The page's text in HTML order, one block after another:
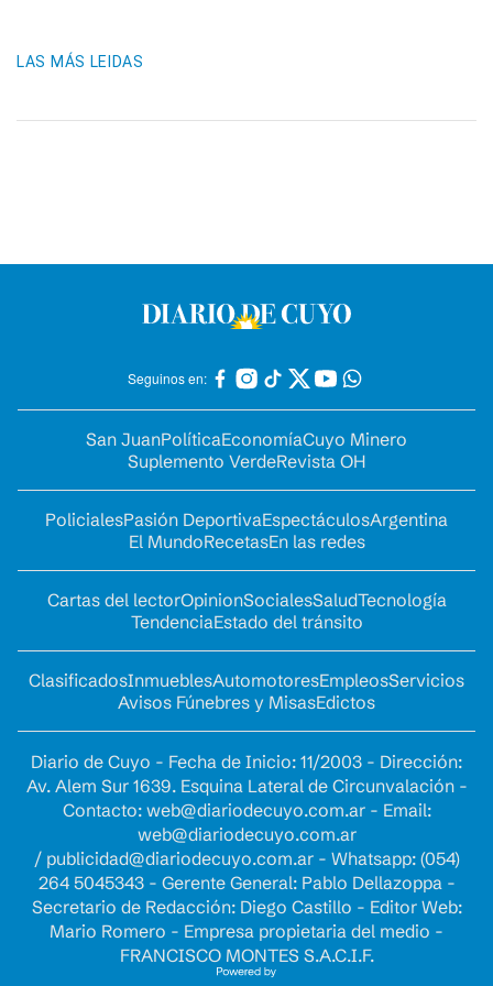
LAS MÁS LEIDAS
Seguinos en:
San JuanPolíticaEconomíaCuyo Minero
Suplemento VerdeRevista OH
PolicialesPasión DeportivaEspectáculosArgentina
El MundoRecetasEn las redes
Cartas del lectorOpinionSocialesSaludTecnología
TendenciaEstado del tránsito
ClasificadosInmueblesAutomotoresEmpleosServicios
Avisos Fúnebres y MisasEdictos
Diario de Cuyo - Fecha de Inicio: 11/2003 - Dirección:
Av. Alem Sur 1639. Esquina Lateral de Circunvalación -
Contacto: web@diariodecuyo.com.ar- Email:
web@diariodecuyo.com.ar
/ publicidad@diariodecuyo.com.ar- Whatsapp: (054)
264 5045343 - Gerente General: Pablo Dellazoppa -
Secretario de Redacción: Diego Castillo - Editor Web:
Mario Romero - Empresa propietaria del medio -
FRANCISCO MONTES S.A.C.I.F.